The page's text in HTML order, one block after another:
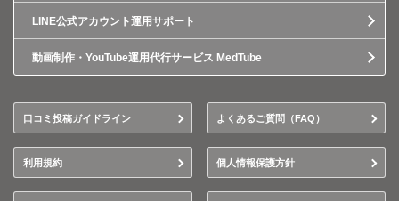
LINE公式アカウント運用サポート
動画制作・YouTube運用代行サービス MedTube
口コミ投稿ガイドライン よくあるご質問（FAQ）
利用規約 個人情報保護方針